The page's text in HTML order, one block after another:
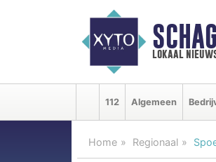
lokaal
112 Algemeen
Home Regionaal